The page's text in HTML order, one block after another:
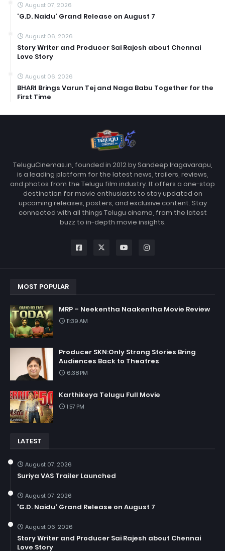
August 07, 2026
'G.D. Naidu' Grand Release on August 7
August 06, 2026
Story Writer and Producer Sai Rajesh about Chennai
Love Story
August 06, 2026
BHARI Brings Varun Tej and Naga Babu Together for the
First Time
TeluguCinemas.in, founded in 2012 by Sandeep Iragavarapu,
is a leading platform for the latest news, trailers, reviews,
and photos from the Telugu film industry. It offers a one-stop
destination for movie enthusiasts to stay updated on
upcoming releases, posters, and exclusive content. Stay
connected with all things Telugu cinema, from the latest
buzz to in-depth movie insights.
MOST POPULAR
MRP – Neekentha Naakentha Movie Review
11:39 AM
Producer SKN:Only Strong Stories Bring
Audiences Back to Theatres
6:38 PM
Karthikeya Telugu Full Movie
1:57 PM
LATEST
August 07, 2026
Suriya VAS Trailer Launched
August 07, 2026
'G.D. Naidu' Grand Release on August 7
August 06, 2026
Story Writer and Producer Sai Rajesh about Chennai
Love Story